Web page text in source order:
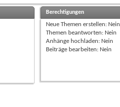
Berechtigungen
Neue Themen erstellen: Nein
Themen beantworten: Nein
Anhänge hochladen: Nein
Beiträge bearbeiten: Nein